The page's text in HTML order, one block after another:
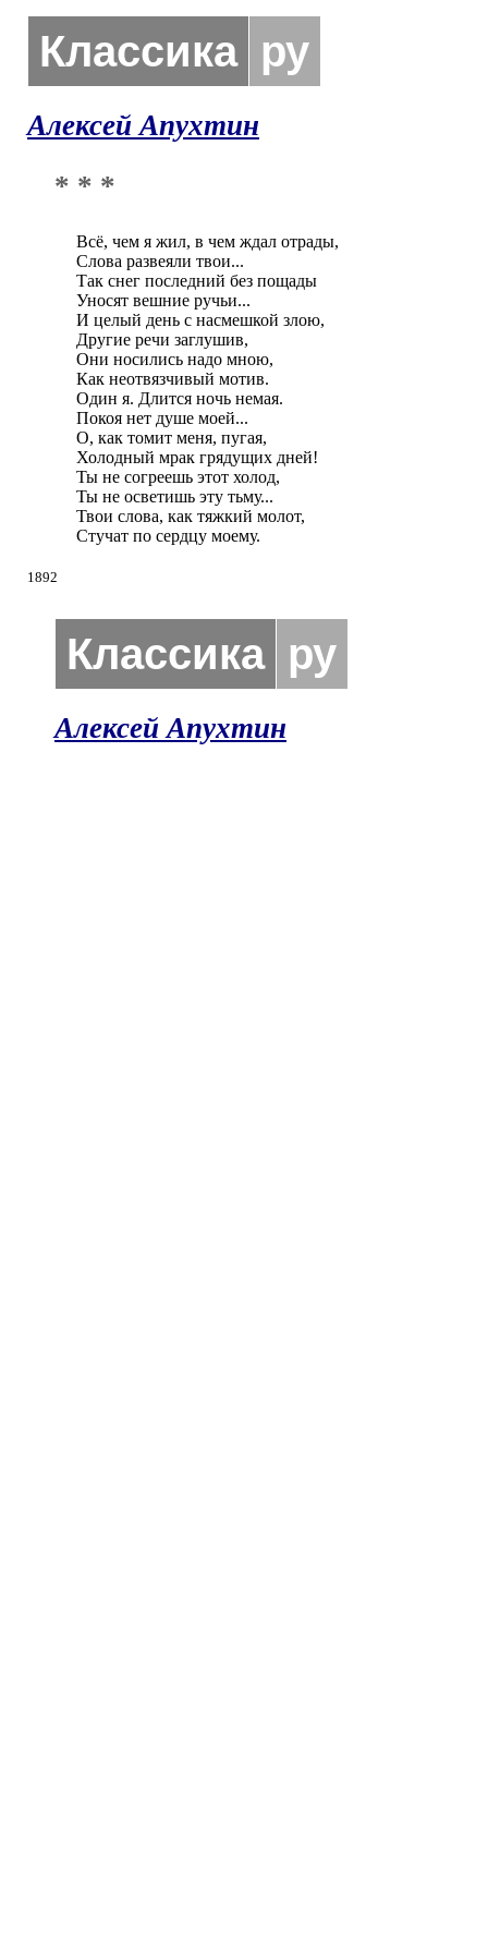
Классика ру
Алексей Апухтин
* * *
Всё, чем я жил, в чем ждал отрады,
Слова развеяли твои...
Так снег последний без пощады
Уносят вешние ручьи...
И целый день с насмешкой злою,
Другие речи заглушив,
Они носились надо мною,
Как неотвязчивый мотив.
Один я. Длится ночь немая.
Покоя нет душе моей...
О, как томит меня, пугая,
Холодный мрак грядущих дней!
Ты не согреешь этот холод,
Ты не осветишь эту тьму...
Твои слова, как тяжкий молот,
Стучат по сердцу моему.
1892
Классика ру
Алексей Апухтин